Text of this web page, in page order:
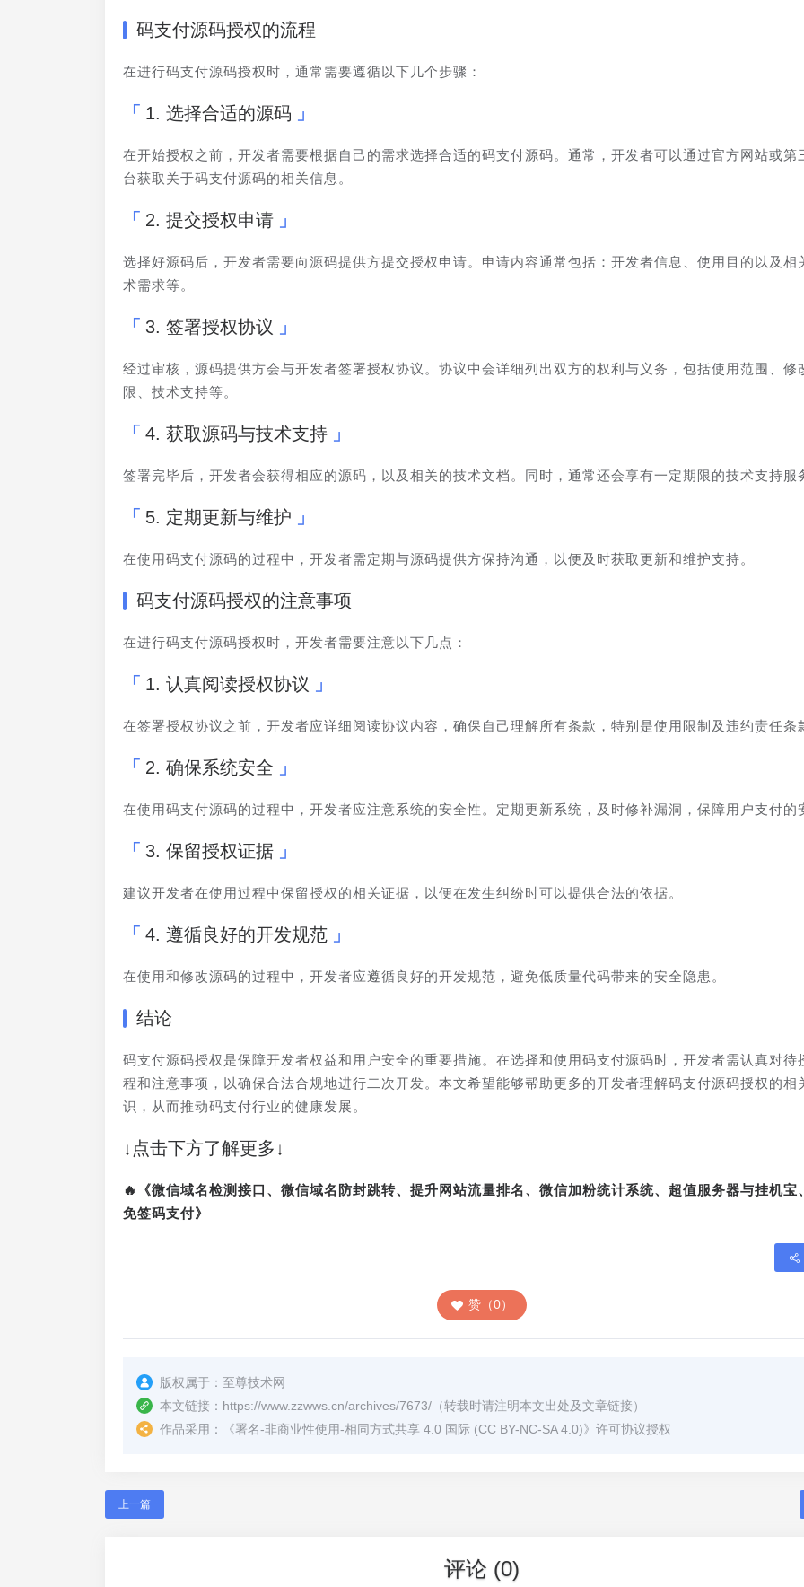
码支付源码授权的流程
在进行码支付源码授权时，通常需要遵循以下几个步骤：
1. 选择合适的源码
在开始授权之前，开发者需要根据自己的需求选择合适的码支付源码。通常，开发者可以通过官方网站或第
台获取关于码支付源码的相关信息。
2. 提交授权申请
选择好源码后，开发者需要向源码提供方提交授权申请。申请内容通常包括：开发者信息、使用目的以及相
术需求等。
3. 签署授权协议
经过审核，源码提供方会与开发者签署授权协议。协议中会详细列出双方的权利与义务，包括使用范围、修
限、技术支持等。
4. 获取源码与技术支持
签署完毕后，开发者会获得相应的源码，以及相关的技术文档。同时，通常还会享有一定期限的技术支持服
5. 定期更新与维护
在使用码支付源码的过程中，开发者需定期与源码提供方保持沟通，以便及时获取更新和维护支持。
码支付源码授权的注意事项
在进行码支付源码授权时，开发者需要注意以下几点：
1. 认真阅读授权协议
在签署授权协议之前，开发者应详细阅读协议内容，确保自己理解所有条款，特别是使用限制及违约责任条
2. 确保系统安全
在使用码支付源码的过程中，开发者应注意系统的安全性。定期更新系统，及时修补漏洞，保障用户支付的
3. 保留授权证据
建议开发者在使用过程中保留授权的相关证据，以便在发生纠纷时可以提供合法的依据。
4. 遵循良好的开发规范
在使用和修改源码的过程中，开发者应遵循良好的开发规范，避免低质量代码带来的安全隐患。
结论
码支付源码授权是保障开发者权益和用户安全的重要措施。在选择和使用码支付源码时，开发者需认真对待
程和注意事项，以确保合法合规地进行二次开发。本文希望能够帮助更多的开发者理解码支付源码授权的相
识，从而推动码支付行业的健康发展。
↓点击下方了解更多↓
🔥《微信域名检测接口、微信域名防封跳转、提升网站流量排名、微信加粉统计系统、超值服务器与挂机宝
免签码支付》
赞（0）
版权属于： 至尊技术网
本文链接： https://www.zzwws.cn/archives/7673/ （转载时请注明本文出处及文章链接）
作品采用：
《署名-非商业性使用-相同方式共享 4.0 国际 (CC BY-NC-SA 4.0)》许可协议授权
上一篇
评论 (0)